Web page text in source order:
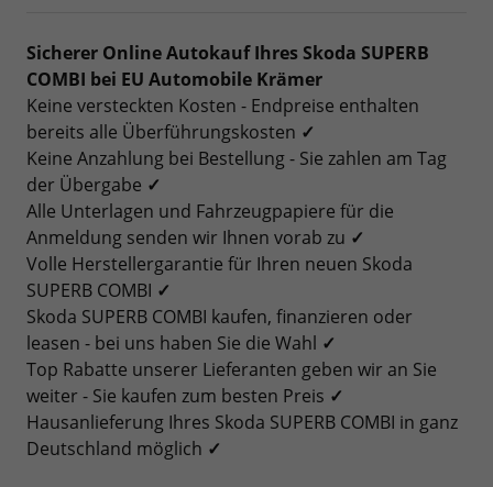
Sicherer Online Autokauf Ihres Skoda SUPERB
COMBI bei EU Automobile Krämer
Keine versteckten Kosten - Endpreise enthalten
bereits alle Überführungskosten ✓
Keine Anzahlung bei Bestellung - Sie zahlen am Tag
der Übergabe ✓
Alle Unterlagen und Fahrzeugpapiere für die
Anmeldung senden wir Ihnen vorab zu ✓
Volle Herstellergarantie für Ihren neuen Skoda
SUPERB COMBI ✓
Skoda SUPERB COMBI kaufen, finanzieren oder
leasen - bei uns haben Sie die Wahl ✓
Top Rabatte unserer Lieferanten geben wir an Sie
weiter - Sie kaufen zum besten Preis ✓
Hausanlieferung Ihres Skoda SUPERB COMBI in ganz
Deutschland möglich ✓